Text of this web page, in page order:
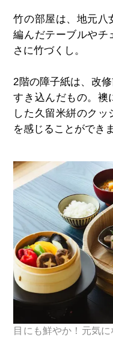
竹の部屋は、地元八
編んだテーブルやチ
さに竹づくし。
2階の障子紙は、改
すき込んだもの。襖
した久留米絣のク
を感じることができ
目にも鮮やか！元気